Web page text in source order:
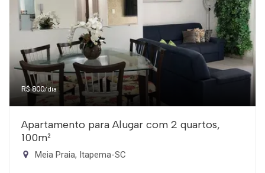
R$ 800/dia
Apartamento para Alugar com 2 quartos,
100m²
Meia Praia, Itapema-SC